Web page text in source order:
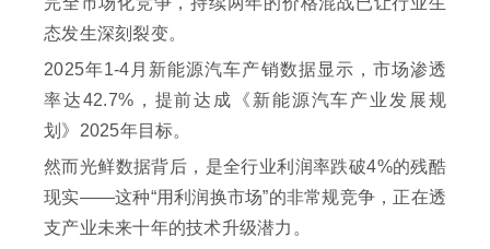
态发生深刻裂变。
2025年1-4月新能源汽车产销数据显示，市场渗透
率达42.7%，提前达成《新能源汽车产业发展规
划》2025年目标。
然而光鲜数据背后，是全行业利润率跌破4%的残酷
现实——这种“用利润换市场”的非常规竞争，正在透
支产业未来十年的技术升级潜力。